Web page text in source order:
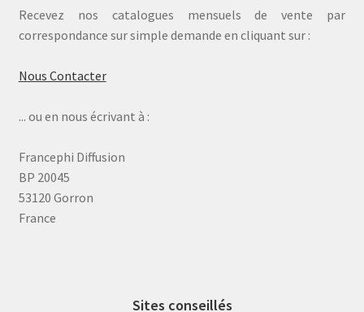
Recevez nos catalogues mensuels de vente par
correspondance sur simple demande en cliquant sur :
Nous Contacter
... ou en nous écrivant à :
Francephi Diffusion
BP 20045
53120 Gorron
France
Sites conseillés